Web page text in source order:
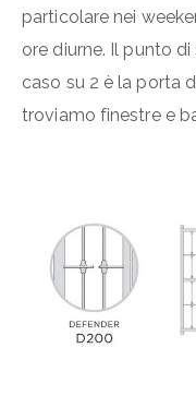
particolare nei
ore diurne. Il punto
caso su 2 è la porta
troviamo finestre e